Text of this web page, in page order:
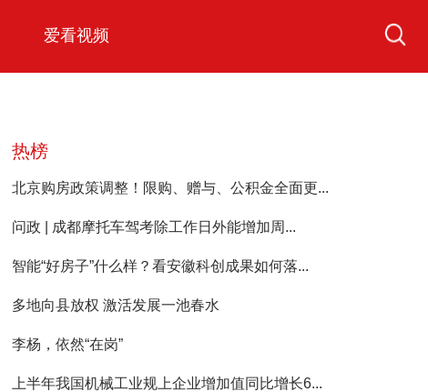
爱看视频
热榜
北京购房政策调整！限购、赠与、公积金全面更...
问政 | 成都摩托车驾考除工作日外能增加周...
智能“好房子”什么样？看安徽科创成果如何落...
多地向县放权 激活发展一池春水
李杨，依然“在岗”
上半年我国机械工业规上企业增加值同比增长6...